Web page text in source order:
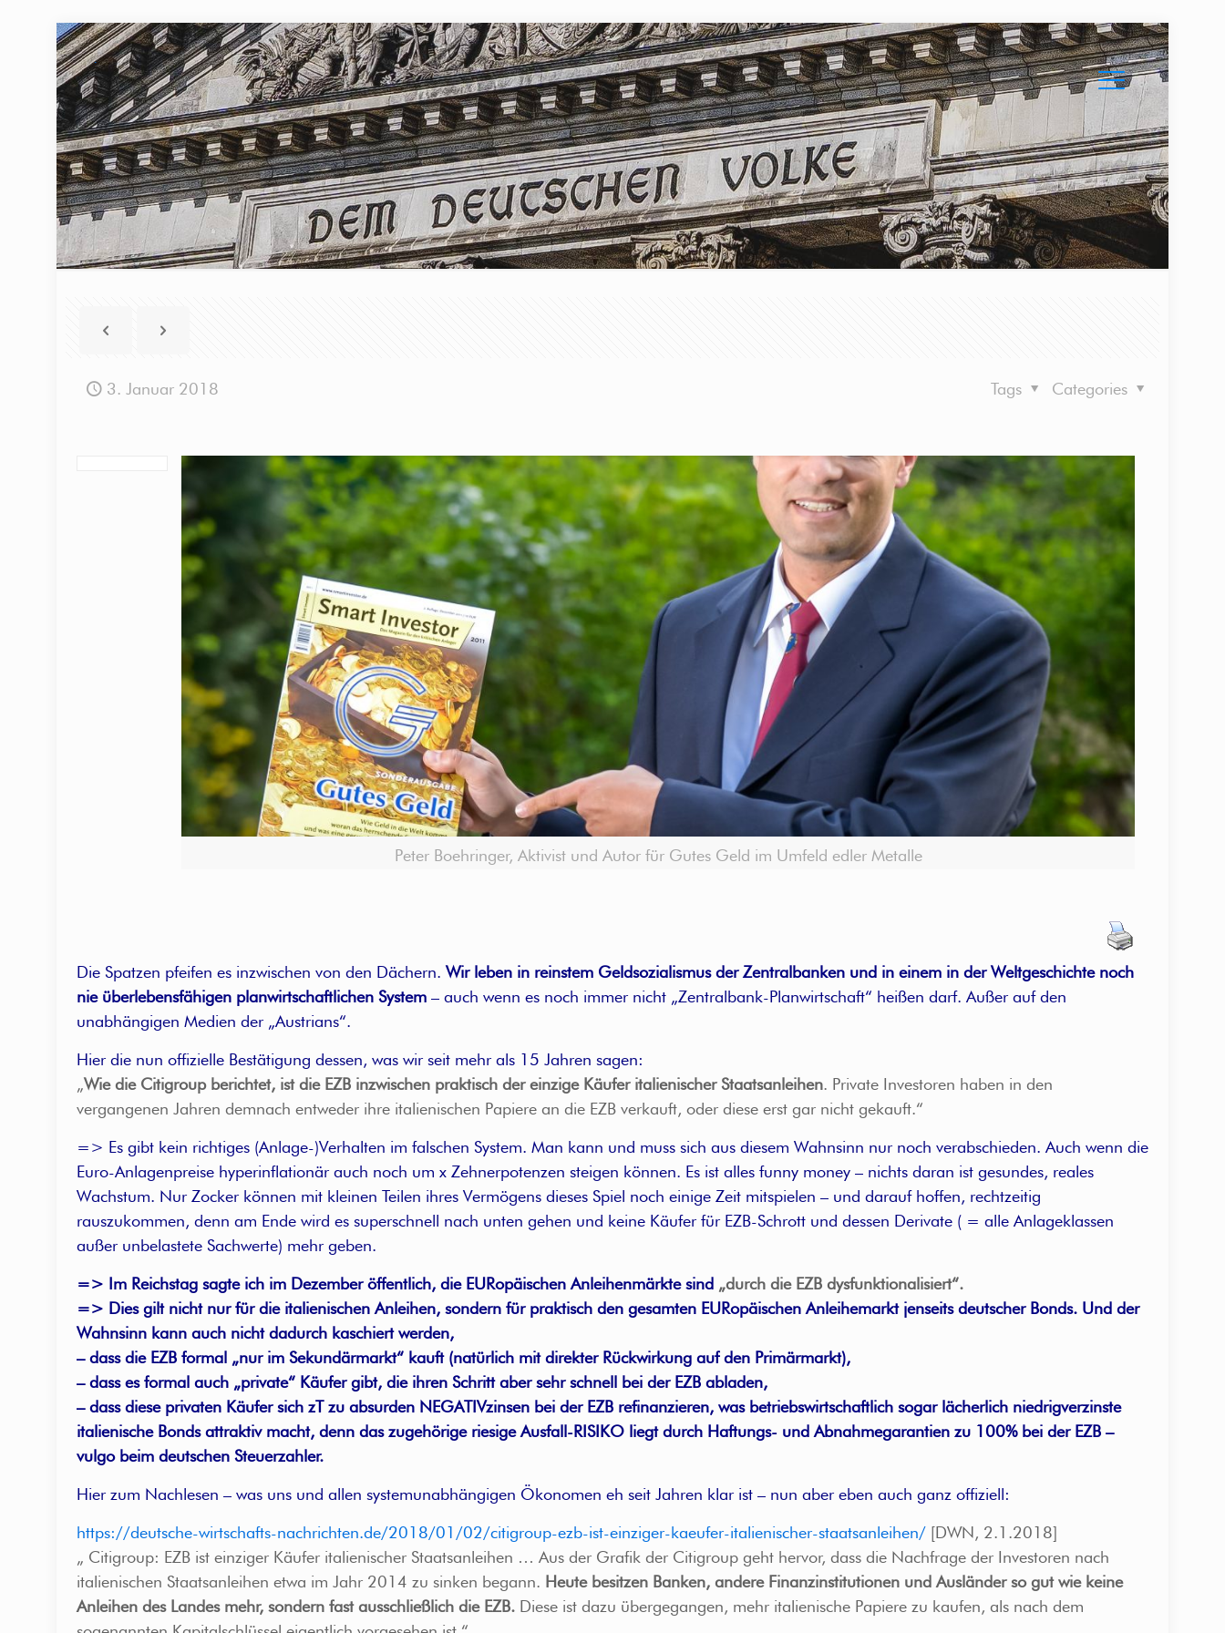
3. Januar 2018 Categories
Tags
Peter Boehringer, Aktivist und Autor für Gutes Geld im Umfeld edler Metalle
Die Spatzen pfeifen es inzwischen von den Dächern.Wir leben in reinstem Geldsozialismus der Zentralbanken und in einem in der Weltgeschichte noch
nie überlebensfähigen planwirtschaftlichen System – auch wenn es noch immer nicht „Zentralbank-Planwirtschaft“ heißen darf. Außer auf den
unabhängigen Medien der „Austrians“.
Hier die nun offizielle Bestätigung dessen, was wir seit mehr als 15 Jahren sagen:
„Wie die Citigroup berichtet, ist die EZB inzwischen praktisch der einzige Käufer italienischer Staatsanleihen. Private Investoren haben in den
vergangenen Jahren demnach entweder ihre italienischen Papiere an die EZB verkauft, oder diese erst gar nicht gekauft.“
=> Es gibt kein richtiges (Anlage-)Verhalten im falschen System. Man kann und muss sich aus diesem Wahnsinn nur noch verabschieden. Auch wenn die
Euro-Anlagenpreise hyperinflationär auch noch um x Zehnerpotenzen steigen können. Es ist alles funny money – nichts daran ist gesundes, reales
Wachstum. Nur Zocker können mit kleinen Teilen ihres Vermögens dieses Spiel noch einige Zeit mitspielen – und darauf hoffen, rechtzeitig
rauszukommen, denn am Ende wird es superschnell nach unten gehen und keine Käufer für EZB-Schrott und dessen Derivate ( = alle Anlageklassen
außer unbelastete Sachwerte) mehr geben.
=> Im Reichstag sagte ich im Dezember öffentlich, die EURopäischen Anleihenmärkte sind „durch die EZB dysfunktionalisiert“.
=> Dies gilt nicht nur für die italienischen Anleihen, sondern für praktisch den gesamten EURopäischen Anleihemarkt jenseits deutscher Bonds. Und der
Wahnsinn kann auch nicht dadurch kaschiert werden,
– dass die EZB formal „nur im Sekundärmarkt“ kauft (natürlich mit direkter Rückwirkung auf den Primärmarkt),
– dass es formal auch „private“ Käufer gibt, die ihren Schritt aber sehr schnell bei der EZB abladen,
– dass diese privaten Käufer sich zT zu absurden NEGATIVzinsen bei der EZB refinanzieren, was betriebswirtschaftlich sogar lächerlich niedrigverzinste
italienische Bonds attraktiv macht, denn das zugehörige riesige Ausfall-RISIKO liegt durch Haftungs- und Abnahmegarantien zu 100% bei der EZB –
vulgo beim deutschen Steuerzahler.
Hier zum Nachlesen – was uns und allen systemunabhängigen Ökonomen eh seit Jahren klar ist – nun aber eben auch ganz offiziell:
https://deutsche-wirtschafts-nachrichten.de/2018/01/02/citigroup-ezb-ist-einziger-kaeufer-italienischer-staatsanleihen/ [DWN, 2.1.2018]
„ Citigroup: EZB ist einziger Käufer italienischer Staatsanleihen … Aus der Grafik der Citigroup geht hervor, dass die Nachfrage der Investoren nach
italienischen Staatsanleihen etwa im Jahr 2014 zu sinken begann. Heute besitzen Banken, andere Finanzinstitutionen und Ausländer so gut wie keine
Anleihen des Landes mehr, sondern fast ausschließlich die EZB. Diese ist dazu übergegangen, mehr italienische Papiere zu kaufen, als nach dem